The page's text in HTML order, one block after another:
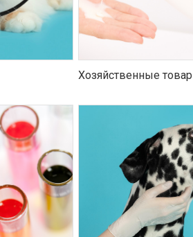
Хозяйственные